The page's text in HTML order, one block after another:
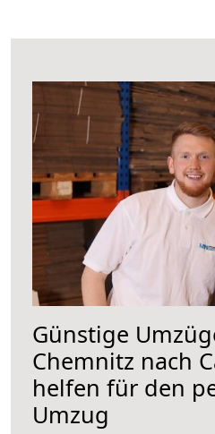
Günstige
Chemnitz nach
helfen für den
Umzug